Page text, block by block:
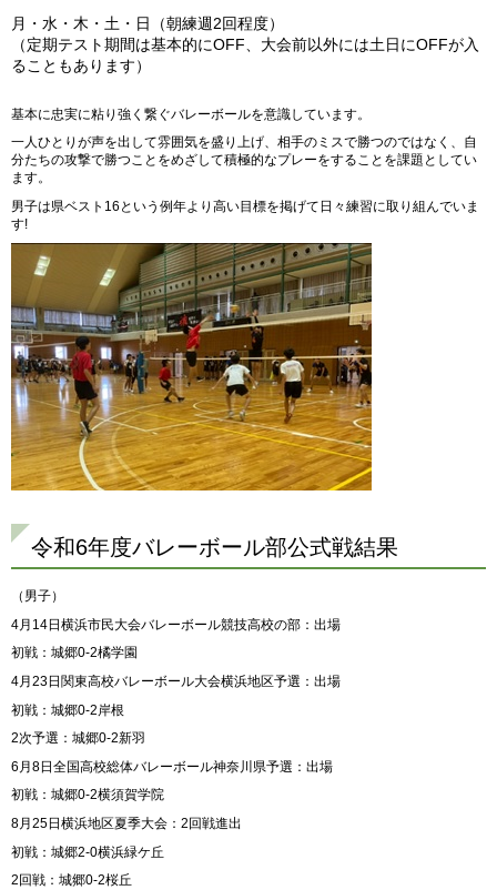
月・水・木・土・日（朝練週2回程度）
（定期テスト期間は基本的にOFF、大会前以外には土日にOFFが入
ることもあります）
基本に忠実に粘り強く繋ぐバレーボールを意識しています。
一人ひとりが声を出して雰囲気を盛り上げ、相手のミスで勝つのではなく、自
分たちの攻撃で勝つことをめざして積極的なプレーをすることを課題としてい
ます。
男子は県ベスト16という例年より高い目標を掲げて日々練習に取り組んでいま
す!
令和6年度バレーボール部公式戦結果
（男子）
4月14日横浜市民大会バレーボール競技高校の部：出場
初戦：城郷0-2橘学園
4月23日関東高校バレーボール大会横浜地区予選：出場
初戦：城郷0-2岸根
2次予選：城郷0-2新羽
6月8日全国高校総体バレーボール神奈川県予選：出場
初戦：城郷0-2横須賀学院
8月25日横浜地区夏季大会：2回戦進出
初戦：城郷2-0横浜緑ケ丘
2回戦：城郷0-2桜丘